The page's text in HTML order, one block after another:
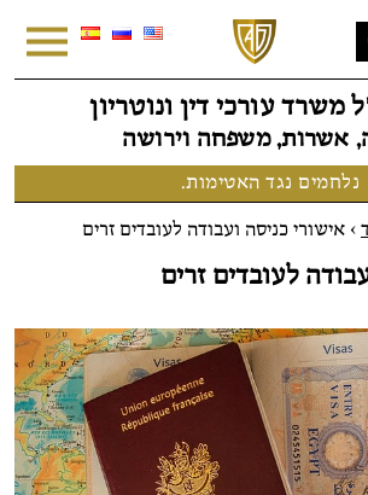
משרד עורכי דין ונוטריון
אשרות, משפחה וירושה
נלחמים נגד האטימות.
> אישורי כניסה ועבודה לעובדים זרים
לעובדים זרים